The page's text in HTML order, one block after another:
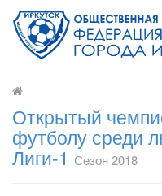
Открытый
футболу среди
Лиги-1 Сезон 2018